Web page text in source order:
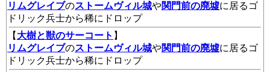
リムグレイブのストームヴィル城や関門前の廃墟に居るゴ
ドリック兵士から稀にドロップ
【 大樹と獣のサーコート 】
リムグレイブのストームヴィル城や関門前の廃墟に居るゴ
ドリック兵士から稀にドロップ